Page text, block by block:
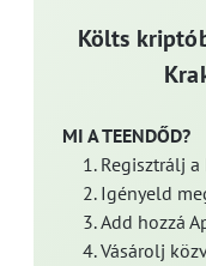
Költs
MI A TEENDŐD?
Regisztrálj
Igényeld
Add hozzá
Vásárolj